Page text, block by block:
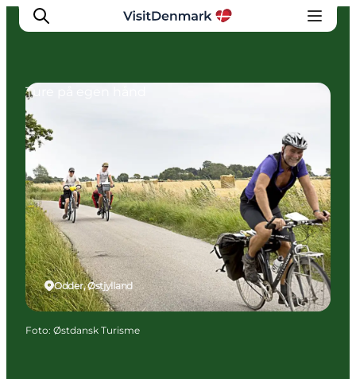
Inspiration
Destinationer
Oplevelser
Overnatning
Planlæg ferien
Odder, Østjylland
Ture på egen hånd
Foto: Østdansk Turisme